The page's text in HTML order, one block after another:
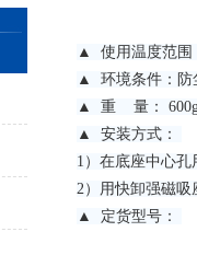
▲ 使用温度范围
▲ 环境条件：防
▲ 重 量：
▲ 安装方式：
1）在底座中心
2）用快卸强磁吸
▲ 定货型号：